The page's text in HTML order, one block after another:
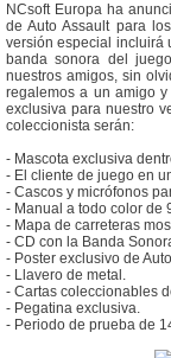
NCsoft Europa ha
de Auto Assault para
versión especial incluirá
banda sonora del
nuestros amigos, sin
regalemos a un amigo
exclusiva para nuestro
coleccionista serán:
- Mascota exclusiva
- El cliente de juego en
- Cascos y micrófonos
- Manual a todo color de
- Mapa de carreteras
- CD con la Banda
- Poster exclusivo de
- Llavero de metal.
- Cartas coleccionables
- Pegatina exclusiva.
- Periodo de prueba de